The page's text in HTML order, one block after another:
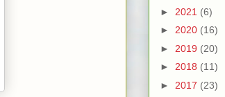
► 2021 (6)
► 2020 (16)
► 2019 (20)
► 2018 (11)
► 2017 (23)